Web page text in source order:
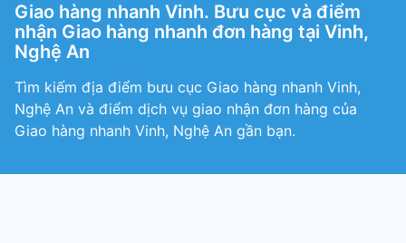
Giao hàng nhanh Vinh. Bưu cục và điểm
nhận Giao hàng nhanh đơn hàng tại Vinh,
Nghệ An
Tìm kiếm địa điểm bưu cục Giao hàng nhanh Vinh,
Nghệ An và điểm dịch vụ giao nhận đơn hàng của
Giao hàng nhanh Vinh, Nghệ An gần bạn.